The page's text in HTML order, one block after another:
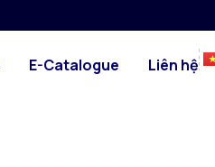
E-Catalogue Liên hệ